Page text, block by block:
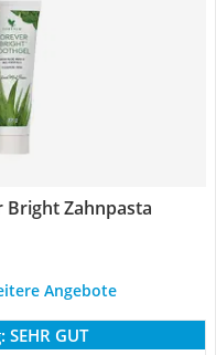
Bright Zahnpasta
Angebote
SEHR GUT